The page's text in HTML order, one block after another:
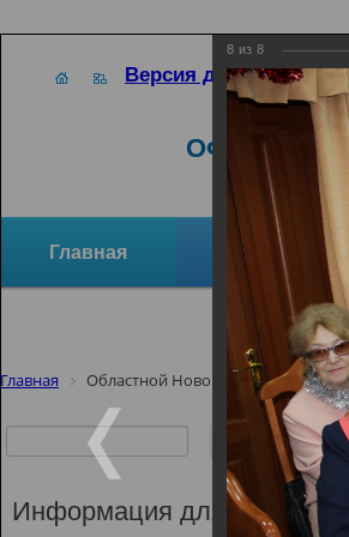
Версия для
Главная Новости
Активное
Главная Областной Новогодний бал
Информация для
8 из 8